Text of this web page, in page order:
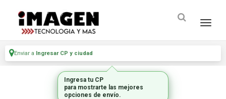
Enviar a Ingresar CP y ciudad
Ingresa tu CP
para mostrarte las mejores
opciones de envío.